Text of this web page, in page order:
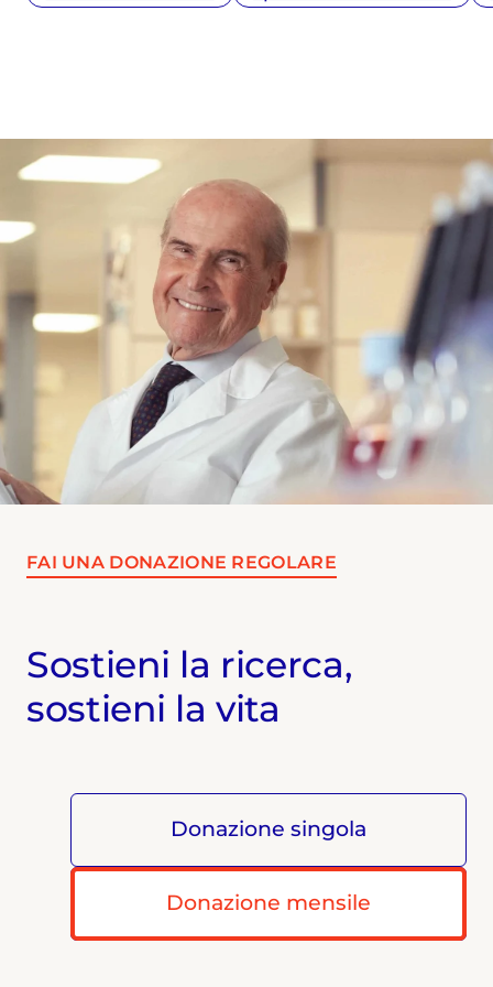
testate nazionali.
FAI UNA DONAZIONE REGOLARE
Sostieni la ricerca,
sostieni la vita
Donazione singola
Donazione mensile